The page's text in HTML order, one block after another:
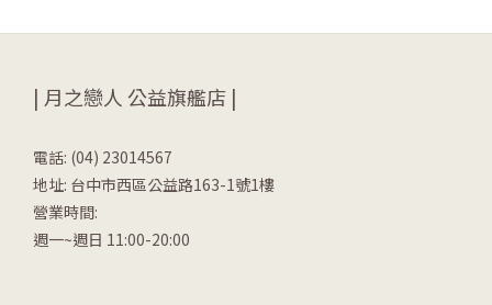
| 月之戀人 公益旗艦店 |
電話: (04) 23014567
地址: 台中市西區公益路163-1號1樓
營業時間:
週一~週日 11:00-20:00